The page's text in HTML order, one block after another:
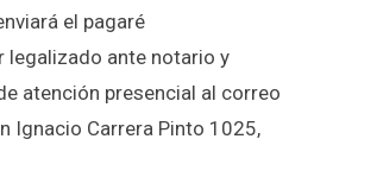
el pagaré
legalizado ante notario y
atención presencial al correo
Ignacio Carrera Pinto 1025,